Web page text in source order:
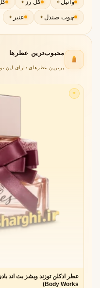
وانیل گل رز
چوب صندل عنبر
محبوب‌ترین عطرها
برترین عطرهای دارای این
✦
Body Works)